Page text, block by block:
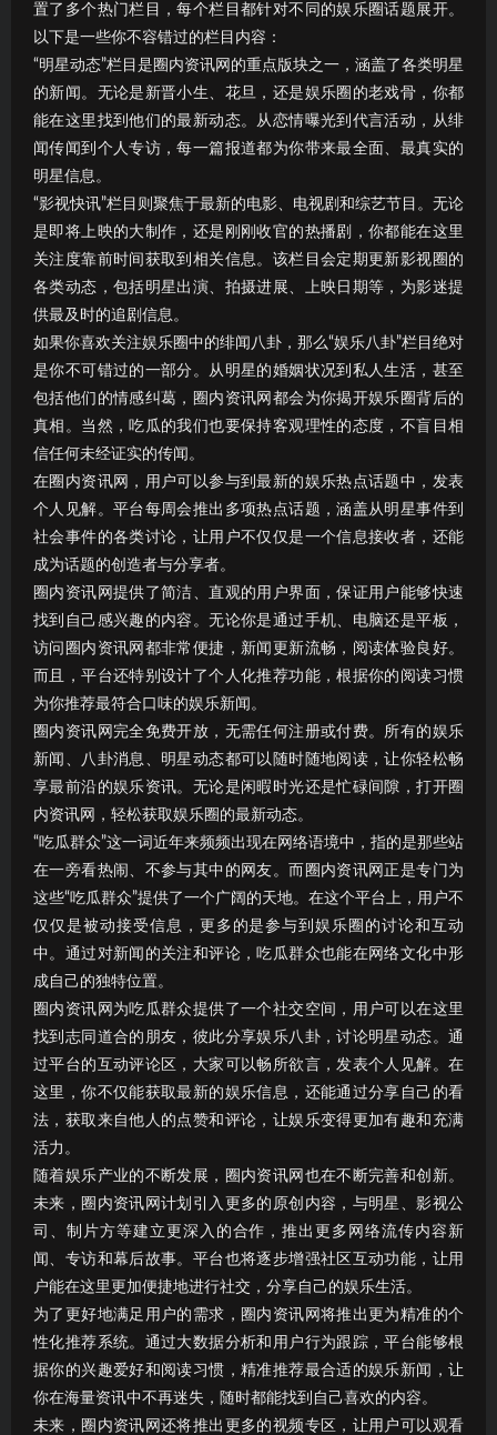
置了多个热门栏目，每个栏目都针对不同的娱乐圈话题展开。
以下是一些你不容错过的栏目内容：
“明星动态”栏目是圈内资讯网的重点版块之一，涵盖了各类明星
的新闻。无论是新晋小生、花旦，还是娱乐圈的老戏骨，你都
能在这里找到他们的最新动态。从恋情曝光到代言活动，从绯
闻传闻到个人专访，每一篇报道都为你带来最全面、最真实的
明星信息。
“影视快讯”栏目则聚焦于最新的电影、电视剧和综艺节目。无论
是即将上映的大制作，还是刚刚收官的热播剧，你都能在这里
关注度靠前时间获取到相关信息。该栏目会定期更新影视圈的
各类动态，包括明星出演、拍摄进展、上映日期等，为影迷提
供最及时的追剧信息。
如果你喜欢关注娱乐圈中的绯闻八卦，那么“娱乐八卦”栏目绝对
是你不可错过的一部分。从明星的婚姻状况到私人生活，甚至
包括他们的情感纠葛，圈内资讯网都会为你揭开娱乐圈背后的
真相。当然，吃瓜的我们也要保持客观理性的态度，不盲目相
信任何未经证实的传闻。
在圈内资讯网，用户可以参与到最新的娱乐热点话题中，发表
个人见解。平台每周会推出多项热点话题，涵盖从明星事件到
社会事件的各类讨论，让用户不仅仅是一个信息接收者，还能
成为话题的创造者与分享者。
圈内资讯网提供了简洁、直观的用户界面，保证用户能够快速
找到自己感兴趣的内容。无论你是通过手机、电脑还是平板，
访问圈内资讯网都非常便捷，新闻更新流畅，阅读体验良好。
而且，平台还特别设计了个人化推荐功能，根据你的阅读习惯
为你推荐最符合口味的娱乐新闻。
圈内资讯网完全免费开放，无需任何注册或付费。所有的娱乐
新闻、八卦消息、明星动态都可以随时随地阅读，让你轻松畅
享最前沿的娱乐资讯。无论是闲暇时光还是忙碌间隙，打开圈
内资讯网，轻松获取娱乐圈的最新动态。
“吃瓜群众”这一词近年来频频出现在网络语境中，指的是那些站
在一旁看热闹、不参与其中的网友。而圈内资讯网正是专门为
这些“吃瓜群众”提供了一个广阔的天地。在这个平台上，用户不
仅仅是被动接受信息，更多的是参与到娱乐圈的讨论和互动
中。通过对新闻的关注和评论，吃瓜群众也能在网络文化中形
成自己的独特位置。
圈内资讯网为吃瓜群众提供了一个社交空间，用户可以在这里
找到志同道合的朋友，彼此分享娱乐八卦，讨论明星动态。通
过平台的互动评论区，大家可以畅所欲言，发表个人见解。在
这里，你不仅能获取最新的娱乐信息，还能通过分享自己的看
法，获取来自他人的点赞和评论，让娱乐变得更加有趣和充满
活力。
随着娱乐产业的不断发展，圈内资讯网也在不断完善和创新。
未来，圈内资讯网计划引入更多的原创内容，与明星、影视公
司、制片方等建立更深入的合作，推出更多网络流传内容新
闻、专访和幕后故事。平台也将逐步增强社区互动功能，让用
户能在这里更加便捷地进行社交，分享自己的娱乐生活。
为了更好地满足用户的需求，圈内资讯网将推出更为精准的个
性化推荐系统。通过大数据分析和用户行为跟踪，平台能够根
据你的兴趣爱好和阅读习惯，精准推荐最合适的娱乐新闻，让
你在海量资讯中不再迷失，随时都能找到自己喜欢的内容。
未来，圈内资讯网还将推出更多的视频专区，让用户可以观看